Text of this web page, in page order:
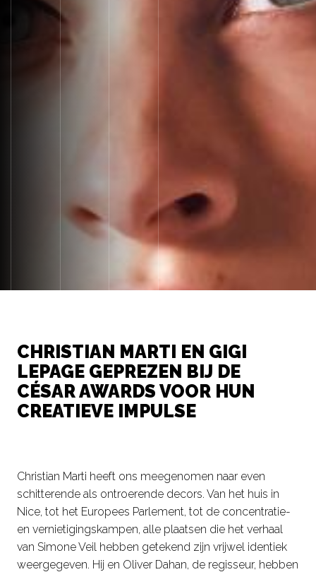
CHRISTIAN MARTI EN GIGI
LEPAGE GEPREZEN BIJ DE
CÉSAR AWARDS VOOR HUN
CREATIEVE IMPULSE
Christian Marti heeft ons meegenomen naar even
schitterende als ontroerende decors. Van het huis in
Nice, tot het Europees Parlement, tot de concentratie-
en vernietigingskampen, alle plaatsen die het verhaal
van Simone Veil hebben getekend zijn vrijwel identiek
weergegeven. Hij en Oliver Dahan, de regisseur, hebben